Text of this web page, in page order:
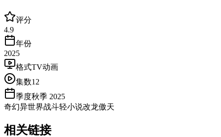
评分
4.9
年份
2025
格式TV动画
集数12
季度秋季 2025
奇幻异世界战斗轻小说改龙傲天
相关链接